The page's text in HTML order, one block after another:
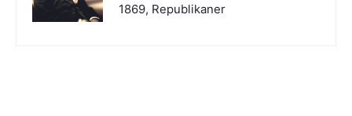
1869, Republikaner